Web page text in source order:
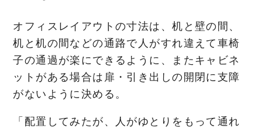
オフィスレイアウトの寸法は、机と壁の間、
机と机の間などの通路で人がすれ違えて車椅
子の通過が楽にできるように、またキャビネ
ットがある場合は扉・引き出しの開閉に支障
がないように決める。
「配置してみたが、人がゆとりをもって通れ